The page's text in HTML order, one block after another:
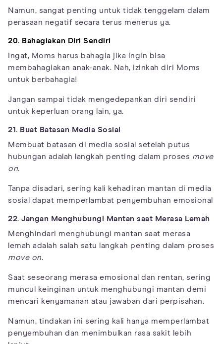
Namun, sangat penting untuk tidak tenggelam dalam
perasaan negatif secara terus menerus ya.
20. Bahagiakan Diri Sendiri
Ingat, Moms harus bahagia jika ingin bisa
membahagiakan anak-anak. Nah, izinkah diri Moms
untuk berbahagia!
Jangan sampai tidak mengedepankan diri sendiri
untuk keperluan orang lain, ya.
21. Buat Batasan Media Sosial
Membuat batasan di media sosial setelah putus
hubungan adalah langkah penting dalam proses move
on.
Tanpa disadari, sering kali kehadiran mantan di media
sosial dapat memperlambat penyembuhan emosional
22. Jangan Menghubungi Mantan saat Merasa Lemah
Menghindari menghubungi mantan saat merasa
lemah adalah salah satu langkah penting dalam proses
move on.
Saat seseorang merasa emosional dan rentan, sering
muncul keinginan untuk menghubungi mantan demi
mencari kenyamanan atau jawaban dari perpisahan.
Namun, tindakan ini sering kali hanya memperlambat
penyembuhan dan menimbulkan rasa sakit lebih